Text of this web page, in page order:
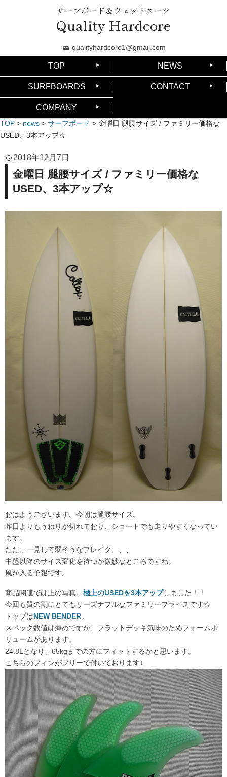
サーフボード＆ウェットスーツ
Quality Hardcore
qualityhardcore1@gmail.com
TOP NEWS
SURFBOARDS CONTACT
COMPANY
TOP > news > サーフボード > 金曜日 腿腰サイズ / ファミリー価格な
USED、3本アップ☆
2018年12月7日
金曜日 腿腰サイズ / ファミリー価格な
USED、3本アップ☆
おはようございます。今朝は腿腰サイズ。
昨日よりもうねりが切れており、ショートでも走りやすくなってい
ます。
ただ、一見して弱そうなブレイク、、、
中盤以降のサイズ変化を待つか微妙なところですね。
風が入る予報です。
商品関連では上の写真、 極上のUSEDを3本アップしました！！
今回も質の割にとてもリーズナブルなファミリープライスです☆
トップはNEW BENDER。
スペック数値は薄めですが、フラットデッキ気味のためフォームボ
リュームがあります。
24.8Lとなり、65kgまでの方にフィットするかと思います。
こちらのフィンがフリーで付いております↓